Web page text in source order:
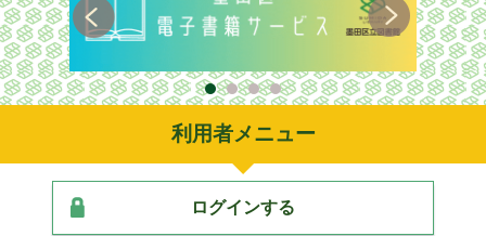
利用者メニュー
ログインする